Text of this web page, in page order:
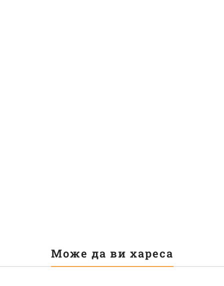
Може да ви хареса